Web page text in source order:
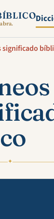
significado
✦